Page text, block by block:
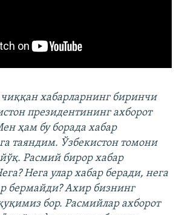
чиққан хабарларнинг биринчи
президентининг ахборот
ҳам бу борада хабар
таяндим. Ўзбекистон томони
Расмий бирор хабар
Нега улар хабар беради, нега
бермайди? Ахир бизнинг
бор. Расмийлар ахборот